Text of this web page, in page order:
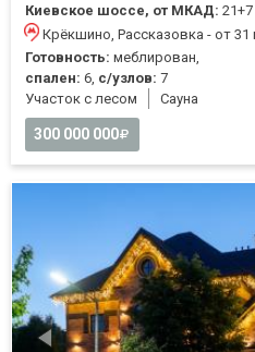
Киевское шоссе, от МКАД:
Крёкшино, Рассказовка - от 31
Готовность: меблирован,
спален: 6, с/узлов: 7
Участок с лесом
Cауна
300 000 000